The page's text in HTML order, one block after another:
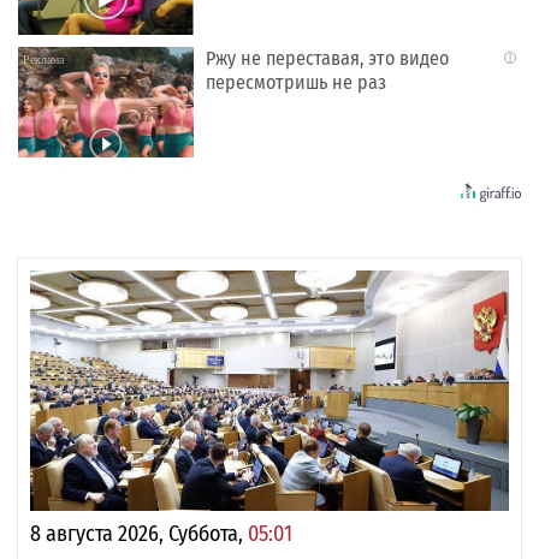
i
Ржу не переставая, это видео
пересмотришь не раз
8 августа 2026, Суббота, 05:01